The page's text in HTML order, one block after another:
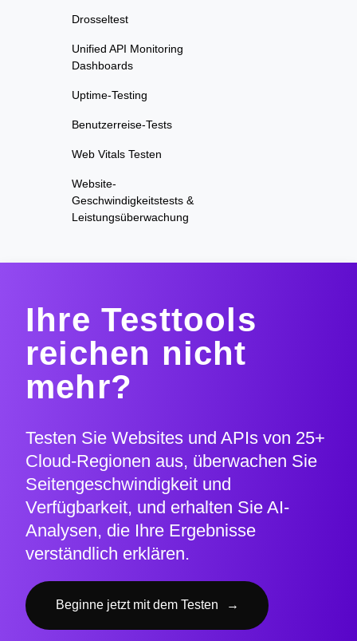
Drosseltest
Unified API Monitoring
Dashboards
Uptime-Testing
Benutzerreise-Tests
Web Vitals Testen
Website-
Geschwindigkeitstests &
Leistungsüberwachung
Ihre Testtools
reichen nicht
mehr?
Testen Sie Websites und APIs von 25+
Cloud-Regionen aus, überwachen Sie
Seitengeschwindigkeit und
Verfügbarkeit, und erhalten Sie AI-
Analysen, die Ihre Ergebnisse
verständlich erklären.
Beginne jetzt mit dem Testen →